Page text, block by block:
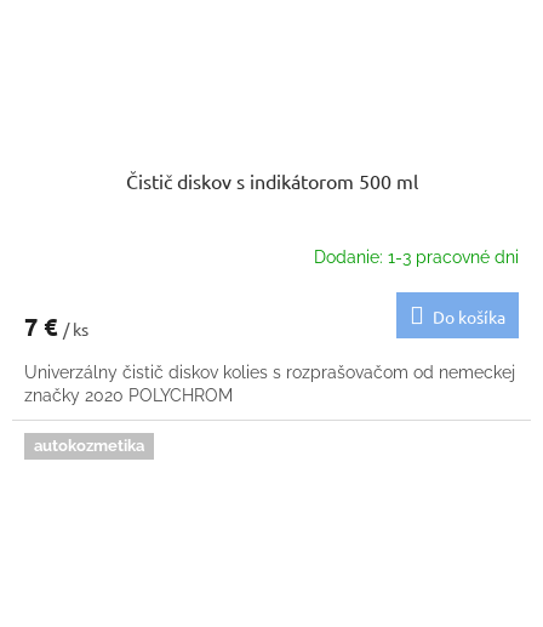
Čistič diskov s indikátorom 500 ml
Dodanie: 1-3 pracovné dni
7 € / ks
Do košíka
Univerzálny čistič diskov kolies s rozprašovačom od nemeckej
značky 2020 POLYCHROM
autokozmetika